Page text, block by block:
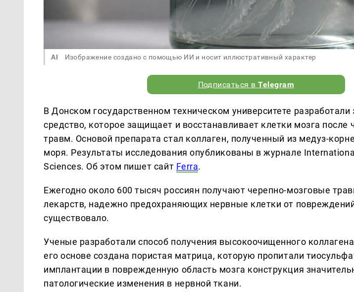
AI Изображение создано с помощью ИИ и носит иллюстративный характер
Подписаться вTelegram
В Донском государственном техническом университете
средство, которое защищает и восстанавливает клетки мозга после
травм. Основой препарата стал коллаген, полученный из медуз-
моря. Результаты исследования опубликованы в журнале
Sciences. Об этом пишет сайт Ferra.
Ежегодно около 600 тысяч россиян получают черепно-мозговые
лекарств, надежно предохраняющих нервные клетки от
существовало.
Ученые разработали способ получения высокоочищенного
его основе создана пористая матрица, которую пропитали
имплантации в поврежденную область мозга конструкция
патологические изменения в нервной ткани.